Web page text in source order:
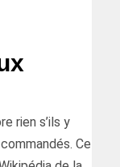
rien s’ils y
Ce